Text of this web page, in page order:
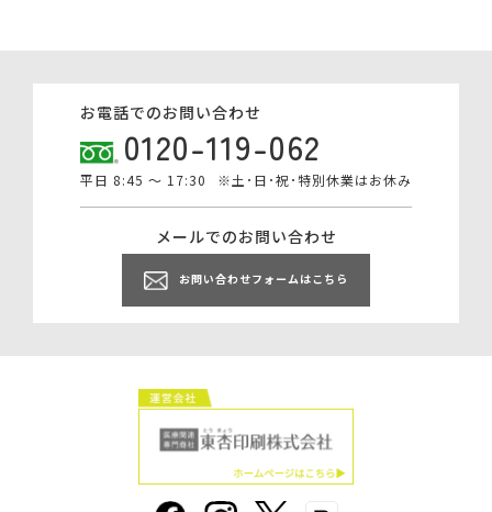
お電話でのお問い合わせ
0120-119-062
平日 8:45 ～ 17:30 ※土･日･祝･特別休業はお休み
メールでのお問い合わせ
お問い合わせフォームはこちら